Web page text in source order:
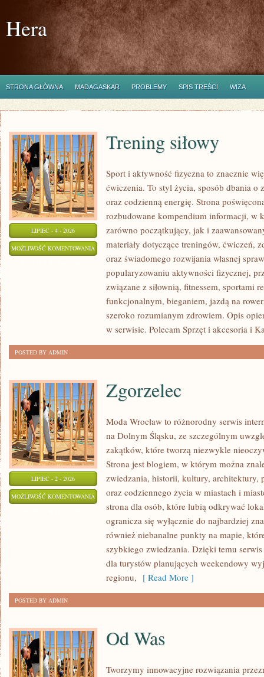
Hera
STRONA GŁÓWNA MADAGASKAR PROBLEMY SPIS TREŚCI WIZA
LIPIEC - 4 - 2026
MOŻLIWOŚĆ KOMENTOWANIA TRENING
SIŁOWY
Trening siłowy
Sport i aktywność fizyczna to znacznie
ćwiczenia. To styl życia, sposób dbania o
oraz codzienną energię. Strona
rozbudowane kompendium informacji, w
zarówno początkujący, jak i
materiały dotyczące treningów, ćwiczeń,
oraz świadomego rozwijania własnej
popularyzowaniu aktywności fizycznej,
związane z siłownią, fitnessem, sportami
funkcjonalnym, bieganiem, jazdą na
szeroko rozumianym zdrowiem. Opis
w serwisie. Polecam Sprzęt i akcesoria i
POSTED BY ADMIN
LIPIEC - 2 - 2026
MOŻLIWOŚĆ KOMENTOWANIA ZGORZELEC
Zgorzelec
Moda Wrocław to różnorodny serwis
na Dolnym Śląsku, ze szczególnym
zakątków, które tworzą niezwykle
Strona jest blogiem, w którym można
zwiedzania, historii, kultury, architektury,
oraz codziennego życia w miastach i
strona dla osób, które lubią odkrywać
ogranicza się wyłącznie do najbardziej
również niebanalne punkty na mapie,
szybkiego zwiedzania. Dzięki temu
dla turystów planujących weekendowy
regionu, [ Read More ]
POSTED BY ADMIN
Od Was
Tworzymy innowacyjne rozwiązania